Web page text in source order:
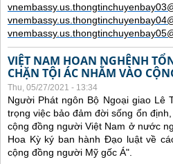
VIỆT NAM HOAN NGHÊNH
CHẶN TỘI ÁC NHẰM VÀO
Thu, 05/27/2021 - 13:34
Người Phát ngôn Bộ Ngoại giao Lê
trọng việc bảo đảm đời sống ổn
cộng đồng người Việt Nam ở nước
Hoa Kỳ ký ban hành Đạo luật về
cộng đồng người Mỹ gốc Á".